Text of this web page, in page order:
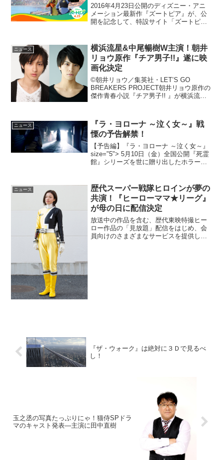
2016年4月23日公開のディズニー・アニ
メーション最新作『ズートピア』が、公
開を記念して、特設サイト「ズートピア
サイト開設動物が人間のように暮らす大
都会、ズートピア。...
ニュース
横浜流星&中尾暢樹W主演！朝井
リョウ原作『チア男子!!』遂に映
画化決定
©朝井リョウ／集英社・LET’S GO
BREAKERS PROJECT朝井リョウ原作の
傑作青春小説『チア男子!! 』が横浜流
作となる「チア男子!!」は朝井リョウが大
学...
ニュース
『ラ・ヨローナ ～泣く女～』戦
慄の予告解禁！
【予告編】『ラ・ヨローナ ～泣く女～』
size="5"> 5月10日（金）全国公開『死霊
館』シリーズを世に贈り出したホラーの
た。「僕らがよく観るタイプのホラーと
は一線を...
ニュース
歴代スーパー戦隊ヒロインが夢の
共演！『ヒーローママ★リーグ』
が母の日に配信決定
放送中の作品を含む、歴代東映特撮ヒー
ロー作品の「見放題」配信をはじめ、会
員向けのさまざまなサービスを提供して
『ザ・ウォーク』は絶対に３Ｄで見るべ
し！
玉之丞の写真たっぷりにゃ！猫侍SPドラ
マのキャスト発表―主演に田中直樹